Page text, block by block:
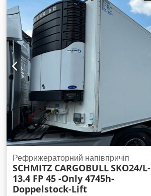
Рефрижераторний напівпричіп
SCHMITZ CARGOBULLSKO24/L-
13.4 FP 45 -Only 4745h-
Doppelstock-Lift